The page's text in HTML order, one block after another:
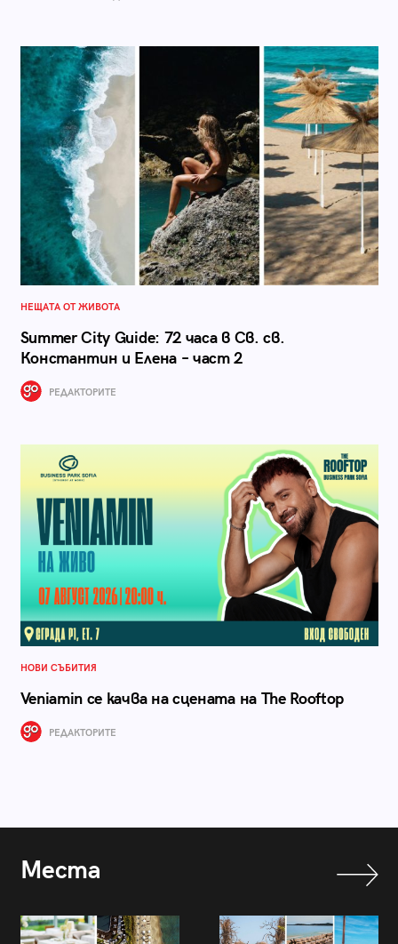
НЕЩАТА ОТ ЖИВОТА
Summer City Guide: 72 часа в Св. св.
Константин и Елена – част 2
РЕДАКТОРИТЕ
НОВИ СЪБИТИЯ
Veniamin се качва на сцената на The Rooftop
РЕДАКТОРИТЕ
Места